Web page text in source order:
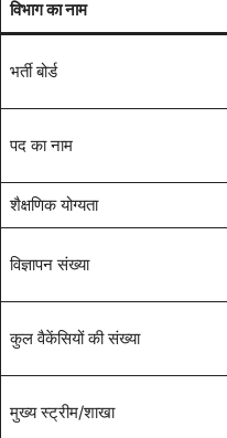
विभाग का नाम
भर्ती बोर्ड
पद का नाम
शैक्षणिक योग्यता
विज्ञापन संख्या
कुल वैकेंसियों की संख्या
मुख्य स्ट्रीम/शाखा